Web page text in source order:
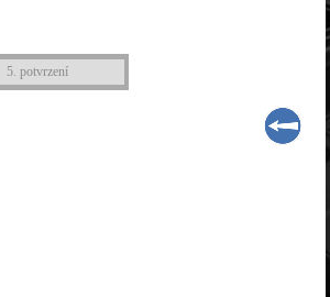
5. potvrzení